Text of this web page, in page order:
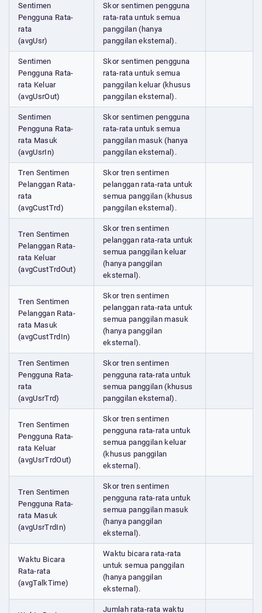
Sentimen
Pengguna Rata-
rata
(avgUsr)
Skor sentimen pengguna
rata-rata untuk semua
panggilan (hanya
panggilan eksternal).
Sentimen
Pengguna Rata-
rata Keluar
(avgUsrOut)
Skor sentimen pengguna
rata-rata untuk semua
panggilan keluar (khusus
panggilan eksternal).
Sentimen
Pengguna Rata-
rata Masuk
(avgUsrIn)
Skor sentimen pengguna
rata-rata untuk semua
panggilan masuk (hanya
panggilan eksternal).
Tren Sentimen
Pelanggan Rata-
rata
(avgCustTrd)
Skor tren sentimen
pelanggan rata-rata untuk
semua panggilan (khusus
panggilan eksternal).
Tren Sentimen
Pelanggan Rata-
rata Keluar
(avgCustTrdOut)
Skor tren sentimen
pelanggan rata-rata untuk
semua panggilan keluar
(hanya panggilan
eksternal).
Tren Sentimen
Pelanggan Rata-
rata Masuk
(avgCustTrdIn)
Skor tren sentimen
pelanggan rata-rata untuk
semua panggilan masuk
(hanya panggilan
eksternal).
Tren Sentimen
Pengguna Rata-
rata
(avgUsrTrd)
Skor tren sentimen
pengguna rata-rata untuk
semua panggilan (khusus
panggilan eksternal).
Tren Sentimen
Pengguna Rata-
rata Keluar
(avgUsrTrdOut)
Skor tren sentimen
pengguna rata-rata untuk
semua panggilan keluar
(khusus panggilan
eksternal).
Tren Sentimen
Pengguna Rata-
rata Masuk
(avgUsrTrdIn)
Skor tren sentimen
pengguna rata-rata untuk
semua panggilan masuk
(hanya panggilan
eksternal).
Waktu Bicara
Rata-rata
(avgTalkTime)
Waktu bicara rata-rata
untuk semua panggilan
(hanya panggilan
eksternal).
Jumlah rata-rata waktu